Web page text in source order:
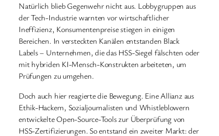
Natürlich blieb Gegenwehr nicht aus. Lobbygruppen aus
der Tech-Industrie warnten vor wirtschaftlicher
Ineffizienz, Konsumentenpreise stiegen in einigen
Bereichen. In versteckten Kanälen entstanden Black
Labels – Unternehmen, die das HSS-Siegel fälschten oder
mit hybriden KI-Mensch-Konstrukten arbeiteten, um
Prüfungen zu umgehen.
Doch auch hier reagierte die Bewegung. Eine Allianz aus
Ethik-Hackern, Sozialjournalisten und Whistleblowern
entwickelte Open-Source-Tools zur Überprüfung von
HSS-Zertifizierungen. So entstand ein zweiter Markt: der